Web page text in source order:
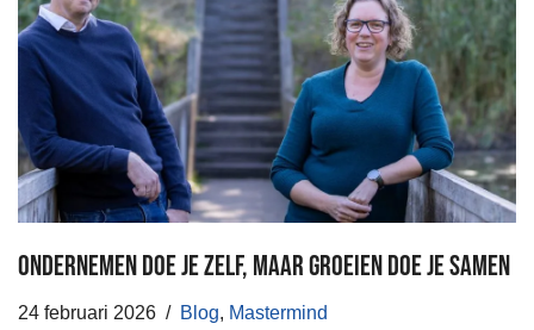
Ondernemen doe je zelf, maar groeien doe je samen
24 februari 2026 Blog, Mastermind